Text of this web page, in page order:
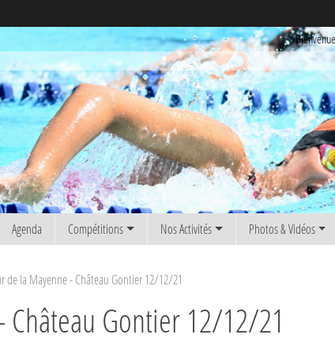
Agenda Compétitions Nos Activités Photos & Vidéos
de la Mayenne - Château Gontier 12/12/21
Château Gontier 12/12/21